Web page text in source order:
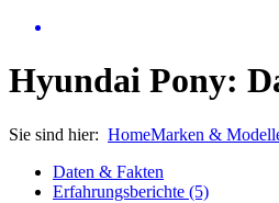
Hyundai Pony:
Sie sind hier: HomeMarken &
Daten & Fakten
Erfahrungsberichte (5)